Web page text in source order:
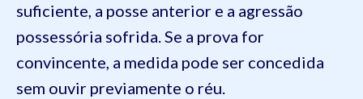
suficiente, a posse anterior e a agressão
possessória sofrida. Se a prova for
convincente, a medida pode ser concedida
sem ouvir previamente o réu.